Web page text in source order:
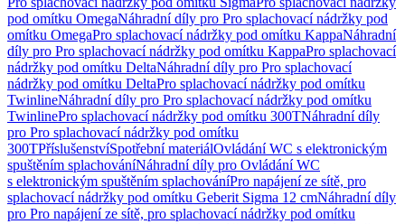
pod omítku OmegaNáhradní díly pro Pro splachovací nádržky pod
omítku OmegaPro splachovací nádržky pod omítku KappaNáhradní
díly pro Pro splachovací nádržky pod omítku KappaPro splachovací
nádržky pod omítku DeltaNáhradní díly pro Pro splachovací
nádržky pod omítku DeltaPro splachovací nádržky pod omítku
TwinlineNáhradní díly pro Pro splachovací nádržky pod omítku
TwinlinePro splachovací nádržky pod omítku 300TNáhradní díly
pro Pro splachovací nádržky pod omítku
300TPříslušenstvíSpotřební materiálOvládání WC s elektronickým
spuštěním splachováníNáhradní díly pro Ovládání WC
s elektronickým spuštěním splachováníPro napájení ze sítě, pro
splachovací nádržky pod omítku Geberit Sigma 12 cmNáhradní díly
pro Pro napájení ze sítě, pro splachovací nádržky pod omítku